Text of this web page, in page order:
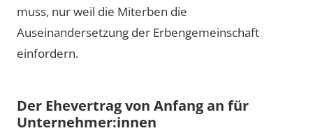
muss, nur weil die Miterben die
Auseinandersetzung der Erbengemeinschaft
einfordern.
Der Ehevertrag von Anfang an für
Unternehmer:innen